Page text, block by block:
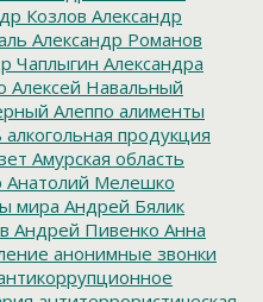
Козлов Александр
Александр Романов
Чаплыгин Александра
Алексей Навальный
Алеппо алименты
алкогольная продукция
Амурская область
Анатолий Мелешко
мира Андрей Бялик
Андрей Пивенко Анна
анонимные звонки